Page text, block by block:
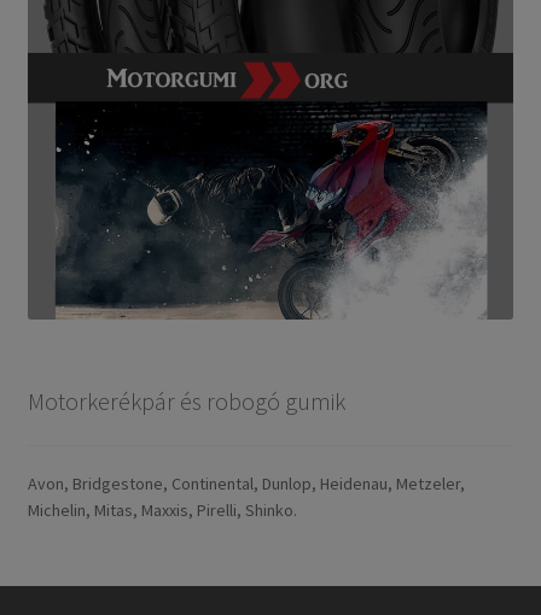
Motorkerékpár és robogó gumik
Avon, Bridgestone, Continental, Dunlop, Heidenau, Metzeler,
Michelin, Mitas, Maxxis, Pirelli, Shinko.